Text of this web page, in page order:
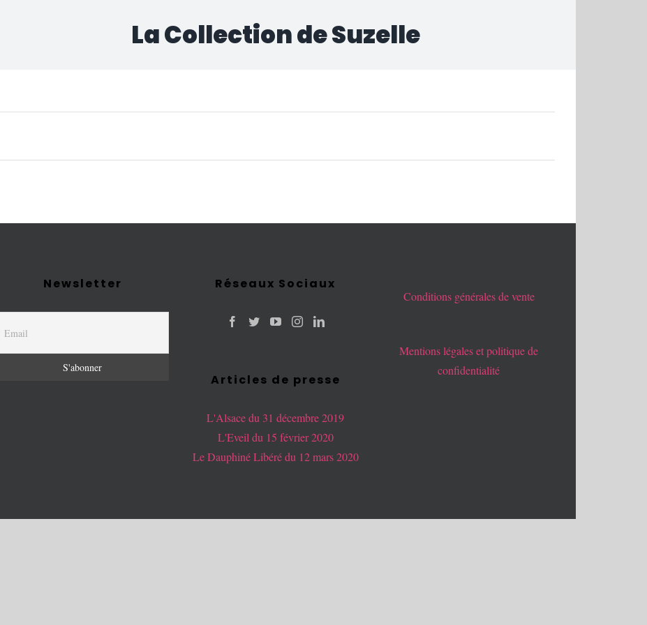
La Collection de Suzelle
Newsletter Réseaux Sociaux
Articles de presse
L'Alsace du 31 décembre 2019
L'Eveil du 15 février 2020
Le Dauphiné Libéré du 12 mars 2020
Conditions générales de vente
Mentions légales et politique de
confidentialité